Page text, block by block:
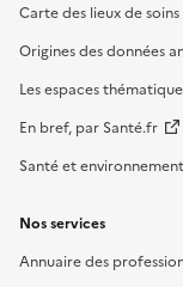
Carte des lieux de
Origines des données
Les espaces
En bref, par Santé.fr
Santé et
Nos services
Annuaire des